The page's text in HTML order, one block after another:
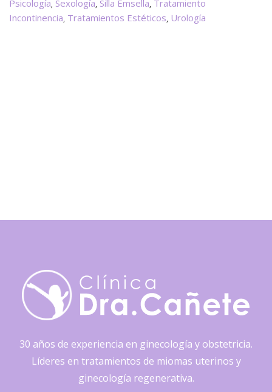
Psicología, Sexología, Silla Emsella, Tratamiento
Incontinencia, Tratamientos Estéticos, Urología
30 años de experiencia en ginecología y obstetricia.
Líderes en tratamientos de miomas uterinos y
ginecología regenerativa.